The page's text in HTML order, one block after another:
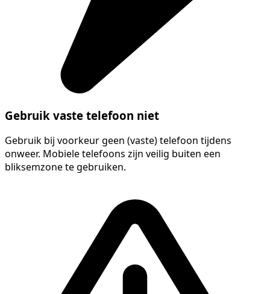
Gebruik vaste telefoon niet
Gebruik bij voorkeur geen (vaste) telefoon tijdens
onweer. Mobiele telefoons zijn veilig buiten een
bliksemzone te gebruiken.